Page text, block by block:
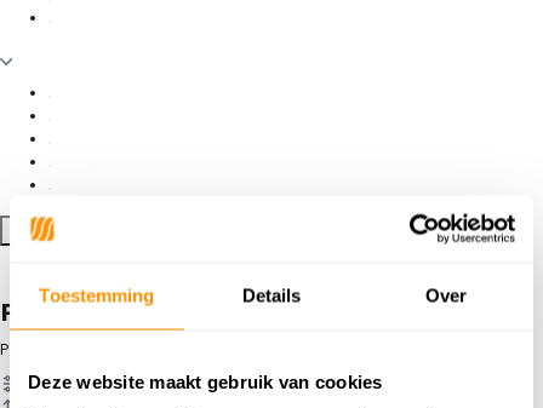
Toestemming Details Over
Deze website maakt gebruik van cookies
Filter toepassen
Producten getagd met Beluga
Producten
Filter